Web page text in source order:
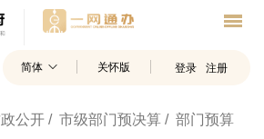
简体 关怀版 登录 注册
公开 / 市级部门预决算 / 部门预算